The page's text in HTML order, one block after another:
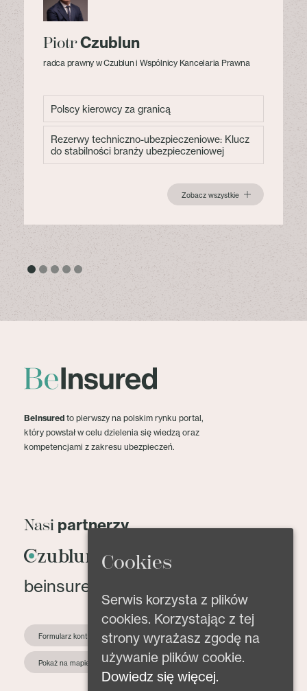
PiotrCzublun
radca prawny w Czublun i Wspólnicy Kancelaria Prawna
Polscy kierowcy za granicą
Rezerwy techniczno-ubezpieczeniowe: Klucz
do stabilności branży ubezpieczeniowej
Zobacz wszystkie
BeInsured to pierwszy na polskim rynku portal,
który powstał w celu dzielenia się wiedzą oraz
kompetencjami z zakresu ubezpieczeń.
Nasi partnerzy
beinsured@beinsured.pl
Formularz kontaktowy
Pokaż na mapie
Cookies
Serwis korzysta z plików
cookies. Korzystając z tej
strony wyrażasz zgodę na
używanie plików cookie.
Dowiedz się więcej.